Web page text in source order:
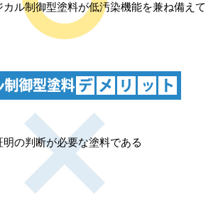
ル制御型塗料が低汚染機能を兼ね備えて
明の判断が必要な塗料である